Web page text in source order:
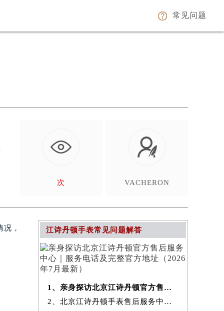
常见问题
次 VACHERON
，
江诗丹顿手表常见问题解答
1、亲身探访北京江诗丹顿官方售后服务中心｜服务电话及完整官方地址（20
2、北京江诗丹顿手表售后服务中心提供专业维修保养服务权威公示（2026